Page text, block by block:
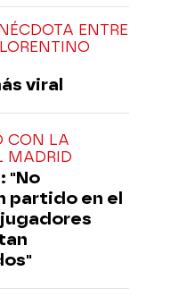
ENTRE
viral
CON LA
MADRID
"No
partido en el